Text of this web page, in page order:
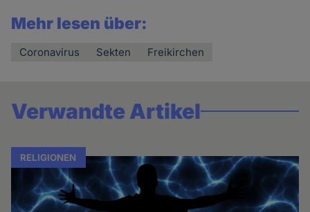
Mehr lesen über:
Coronavirus Sekten Freikirchen
Verwandte Artikel
RELIGIONEN